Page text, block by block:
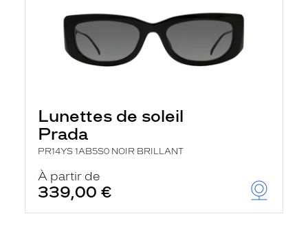
Lunettes de soleil
Prada
PR14YS 1AB5S0 NOIR BRILLANT
À partir de
339,00 €